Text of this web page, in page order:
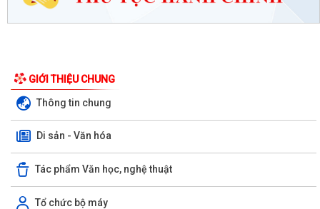
GIỚI THIỆU CHUNG
Thông tin chung
Di sản - Văn hóa
Tác phẩm Văn học, nghệ thuật
Tổ chức bộ máy